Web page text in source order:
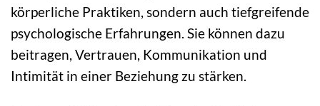
körperliche Praktiken, sondern auch tiefgreifende
psychologische Erfahrungen. Sie können dazu
beitragen, Vertrauen, Kommunikation und
Intimität in einer Beziehung zu stärken.